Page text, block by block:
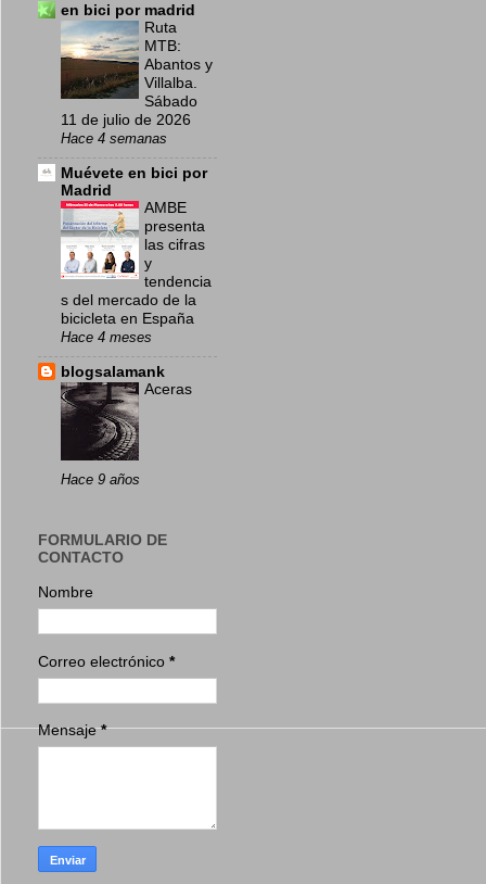
en bici por madrid
Ruta
MTB:
Abantos y
Villalba.
Sábado
11 de julio de 2026
Hace 4 semanas
Muévete en bici por
Madrid
AMBE
presenta
las cifras
y
tendencia
s del mercado de la
bicicleta en España
Hace 4 meses
blogsalamank
Aceras
Hace 9 años
FORMULARIO DE
CONTACTO
Nombre
Correo electrónico *
Mensaje*